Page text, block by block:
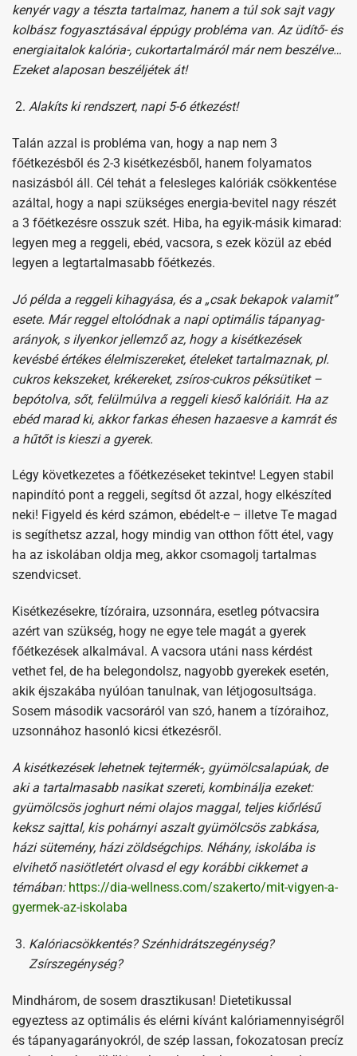
kenyér vagy a tészta tartalmaz, hanem a túl sok sajt vagy
kolbász fogyasztásával éppúgy probléma van. Az üdítő- és
energiaitalok kalória-, cukortartalmáról már nem beszélve…
Ezeket alaposan beszéljétek át!
Alakíts ki rendszert, napi 5-6 étkezést!
Talán azzal is probléma van, hogy a nap nem 3
főétkezésből és 2-3 kisétkezésből, hanem folyamatos
nasizásból áll. Cél tehát a felesleges kalóriák csökkentése
azáltal, hogy a napi szükséges energia-bevitel nagy részét
a 3 főétkezésre osszuk szét. Hiba, ha egyik-másik kimarad:
legyen meg a reggeli, ebéd, vacsora, s ezek közül az ebéd
legyen a legtartalmasabb főétkezés.
Jó példa a reggeli kihagyása, és a „csak bekapok valamit”
esete. Már reggel eltolódnak a napi optimális tápanyag-
arányok, s ilyenkor jellemző az, hogy a kisétkezések
kevésbé értékes élelmiszereket, ételeket tartalmaznak, pl.
cukros kekszeket, krékereket, zsíros-cukros péksütiket –
bepótolva, sőt, felülmúlva a reggeli kieső kalóriáit. Ha az
ebéd marad ki, akkor farkas éhesen hazaesve a kamrát és
a hűtőt is kieszi a gyerek.
Légy következetes a főétkezéseket tekintve! Legyen stabil
napindító pont a reggeli, segítsd őt azzal, hogy elkészíted
neki! Figyeld és kérd számon, ebédelt-e – illetve Te magad
is segíthetsz azzal, hogy mindig van otthon főtt étel, vagy
ha az iskolában oldja meg, akkor csomagolj tartalmas
szendvicset.
Kisétkezésekre, tízóraira, uzsonnára, esetleg pótvacsira
azért van szükség, hogy ne egye tele magát a gyerek
főétkezések alkalmával. A vacsora utáni nass kérdést
vethet fel, de ha belegondolsz, nagyobb gyerekek esetén,
akik éjszakába nyúlóan tanulnak, van létjogosultsága.
Sosem második vacsoráról van szó, hanem a tízóraihoz,
uzsonnához hasonló kicsi étkezésről.
A kisétkezések lehetnek tejtermék-, gyümölcsalapúak, de
aki a tartalmasabb nasikat szereti, kombinálja ezeket:
gyümölcsös joghurt némi olajos maggal, teljes kiőrlésű
keksz sajttal, kis pohárnyi aszalt gyümölcsös zabkása,
házi sütemény, házi zöldségchips. Néhány, iskolába is
elvihető nasiötletért olvasd el egy korábbi cikkemet a
témában: https://dia-wellness.com/szakerto/mit-vigyen-a-
gyermek-az-iskolaba
Kalóriacsökkentés? Szénhidrátszegénység?
Zsírszegénység?
Mindhárom, de sosem drasztikusan! Dietetikussal
egyeztess az optimális és elérni kívánt kalóriamennyiségről
és tápanyagarányokról, de szép lassan, fokozatosan precíz